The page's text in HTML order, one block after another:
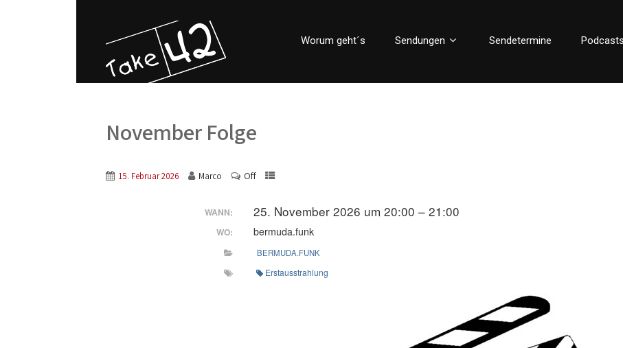
Worum geht´s Sendungen Sendetermine Podcasts
November Folge
15. Februar 2026 Marco Off
WANN: 25. November 2026 um 20:00 – 21:00
WO: bermuda.funk
BERMUDA.FUNK
Erstausstrahlung